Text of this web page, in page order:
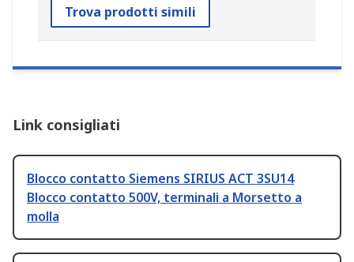
Trova prodotti simili
Link consigliati
Blocco contatto Siemens SIRIUS ACT 3SU14
Blocco contatto 500V, terminali a Morsetto a
molla